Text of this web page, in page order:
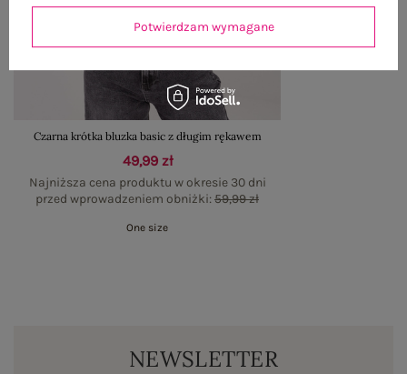
Czarna krótka bluzka basic z długim rękawem
49,99 zł
Najniższa cena produktu w okresie 30 dni
przed wprowadzeniem obniżki:59,99 zł
One size
NEWSLETTER
Potwierdzam wymagane